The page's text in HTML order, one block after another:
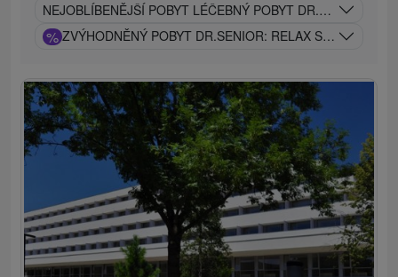
NEJOBLÍBENĚJŠÍ POBYT LÉČEBNÝ POBYT DR.KLASIK:
% ZVÝHODNĚNÝ POBYT DR.SENIOR: RELAX S LÉČIVOU